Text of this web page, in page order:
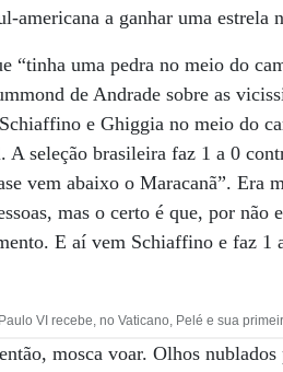
americana a ganhar uma estrela
“tinha uma pedra no meio do
de Andrade sobre as
e Ghiggia no meio do
A seleção brasileira faz 1 a 0
vem abaixo o Maracanã”. Era
mas o certo é que, por
E aí vem Schiaffino e faz
VI recebe, no Vaticano, Pelé e sua
mosca voar. Olhos